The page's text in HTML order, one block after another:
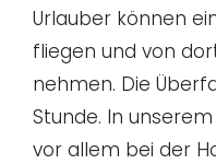
Urlauber können
fliegen und von
nehmen. Die
Stunde. In
vor allem bei der